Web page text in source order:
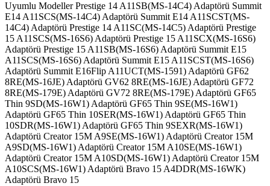
Uyumlu Modeller Prestige 14 A11SB(MS-14C4) Adaptörü Summit
E14 A11SCS(MS-14C4) Adaptörü Summit E14 A11SCST(MS-
14C4) Adaptörü Prestige 14 A11SC(MS-14C5) Adaptörü Prestige
15 A11SCS(MS-16S6) Adaptörü Prestige 15 A11SCX(MS-16S6)
Adaptörü Prestige 15 A11SB(MS-16S6) Adaptörü Summit E15
A11SCS(MS-16S6) Adaptörü Summit E15 A11SCST(MS-16S6)
Adaptörü Summit E16Flip A11UCT(MS-1591) Adaptörü GF62
8RE(MS-16JE) Adaptörü GV62 8RE(MS-16JE) Adaptörü GF72
8RE(MS-179E) Adaptörü GV72 8RE(MS-179E) Adaptörü GF65
Thin 9SD(MS-16W1) Adaptörü GF65 Thin 9SE(MS-16W1)
Adaptörü GF65 Thin 10SER(MS-16W1) Adaptörü GF65 Thin
10SDR(MS-16W1) Adaptörü GF65 Thin 9SEXR(MS-16W1)
Adaptörü Creator 15M A9SE(MS-16W1) Adaptörü Creator 15M
A9SD(MS-16W1) Adaptörü Creator 15M A10SE(MS-16W1)
Adaptörü Creator 15M A10SD(MS-16W1) Adaptörü Creator 15M
A10SCS(MS-16W1) Adaptörü Bravo 15 A4DDR(MS-16WK)
Adaptörü Bravo 15